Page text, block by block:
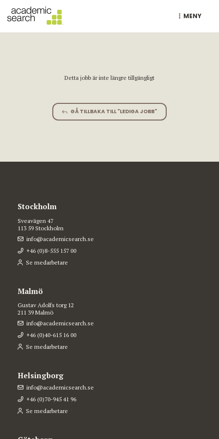
MENY
Detta jobb är inte längre tillgängligt
GÅ TILLBAKA TILL "LEDIGA JOBB"
Stockholm
Sveavägen 47
113 59 Stockholm
info@academicsearch.se
+46 (0)8-555 157 00
Se medarbetare
Malmö
Gustav Adolfs torg 12
211 39 Malmö
info@academicsearch.se
+46 (0)40-615 16 00
Se medarbetare
Helsingborg
info@academicsearch.se
+46 (0)70-945 41 96
Se medarbetare